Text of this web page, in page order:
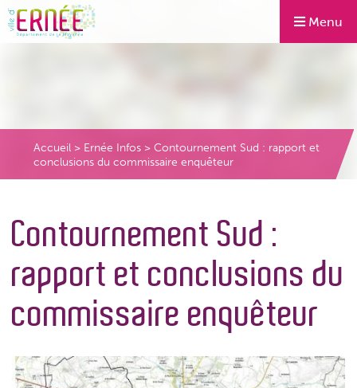
Menu
Accueil > Ernée Infos > Contournement Sud : rapport et
conclusions du commissaire enquêteur
Contournement Sud :
rapport et conclusions du
commissaire enquêteur